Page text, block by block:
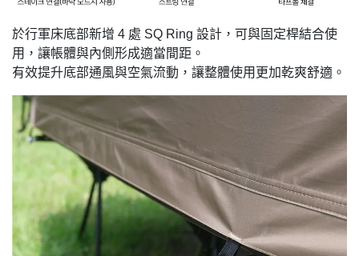
於行軍床底部新增 4 處 SQ Ring 設計，可與固定桿結合使
用，讓帳體與內側形成適當間距。
有效提升底部通風與空氣流動，讓整體使用更加乾爽舒適。